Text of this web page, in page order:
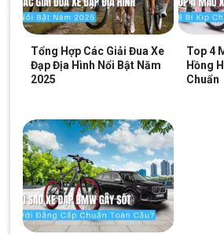
miếng bảo vệ sên giúp đảm bảo
Miếng bào vệ sên
được làm từ chất liệu nhựa cao cấp,
Tổng Hợp Các Giải Đua Xe
Đạp Địa Hình Nổi Bật Năm
2025
Top 4
Hồng
Chuẩn